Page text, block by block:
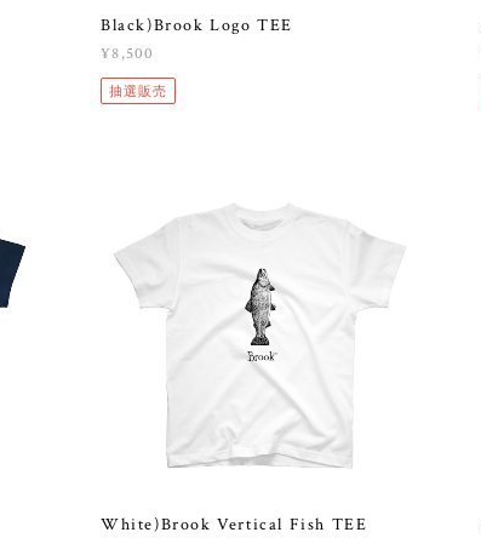
Black)Brook Logo TEE
¥8,500
抽選販売
White)Brook Vertical Fish TEE